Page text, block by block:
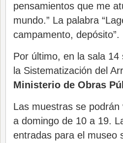
pensamientos que me
mundo.” La palabra
campamento, depósito”.
Por último, en la sala
la Sistematización del
Ministerio de Obras
Las muestras se
a domingo de 10 a 19.
entradas para el museo